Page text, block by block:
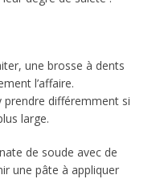
une brosse à dents
l’affaire.
différemment si
large.
de soude avec de
une pâte à appliquer